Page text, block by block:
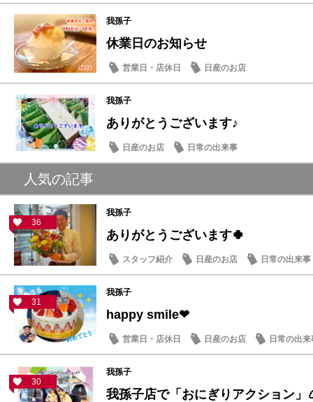
我孫子
休業日のお知らせ
営業日・店休日 日産のお店
我孫子
ありがとうございます♪
日産のお店 日常の出来事
人気の記事
36
我孫子
ありがとうございます🍀
スタッフ紹介 日産のお店 日常の出来事
31
我孫子
happy smile❤
営業日・店休日 日産のお店 日常の出来
30
我孫子
我孫子店で「おにぎりアクション」